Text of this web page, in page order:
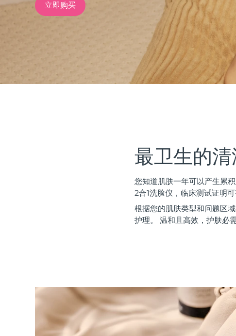
立即购买
最卫生的
您知道肌肤一年可以产生累
2合1洗脸仪，临床测试证明
根据您的肌肤类型和问题区
护理。 温和且高效，护肤必需
FAQ™ Dual LED Panel
热门产品
LUNA™ 4 套装
Anti-aging massage
BEAR™ 2 套装
Microcurrent toning
补水保湿 口腔护理